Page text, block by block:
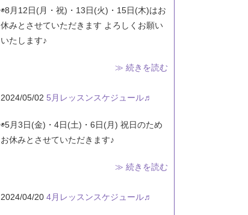
◉8月12日(月・祝)・13日(火)・15日(木)はお
休みとさせていただきます よろしくお願い
いたします♪
≫ 続きを読む
2024/05/02 5月レッスンスケジュール♬
◉5月3日(金)・4日(土)・6日(月) 祝日のため
お休みとさせていただきます♪
≫ 続きを読む
2024/04/20 4月レッスンスケジュール♬